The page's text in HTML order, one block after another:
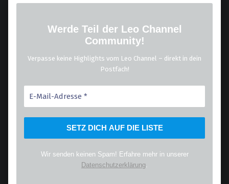
Werde Teil der Leo Channel
Community!
Verpasse keine Highlights vom Leo Channel – direkt in dein
Postfach!
Wir senden keinen Spam! Erfahre mehr in unserer
Datenschutzerklärung